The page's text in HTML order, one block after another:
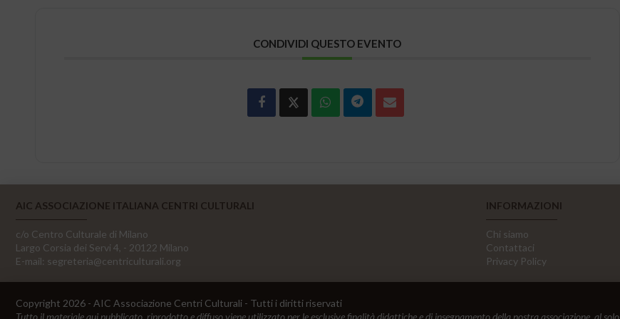
CONDIVIDI QUESTO EVENTO
AIC ASSOCIAZIONE ITALIANA CENTRI CULTURALI
c/o Centro Culturale di Milano
Largo Corsia dei Servi 4, - 20122 Milano
E-mail: segreteria@centriculturali.org
INFORMAZIONI
Chi siamo
Contattaci
Privacy Policy
Copyright 2026 - AIC Associazione Centri Culturali - Tutti i diritti riservati
Tutto il materiale qui pubblicato, riprodotto e diffuso viene utilizzato per le esclusive finalità didattiche e di insegnamento della nostra associazione, al solo